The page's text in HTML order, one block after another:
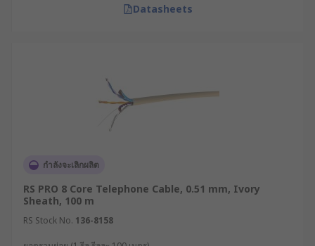
Datasheets
กำลังจะเลิกผลิต
RS PRO 8 Core Telephone Cable, 0.51 mm, Ivory
Sheath, 100 m
RS Stock No. 136-8158